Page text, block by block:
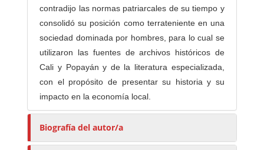
contradijo las normas patriarcales de su tiempo y
consolidó su posición como terrateniente en una
sociedad dominada por hombres, para lo cual se
utilizaron las fuentes de archivos históricos de
Cali y Popayán y de la literatura especializada,
con el propósito de presentar su historia y su
impacto en la economía local.
Biografía del autor/a